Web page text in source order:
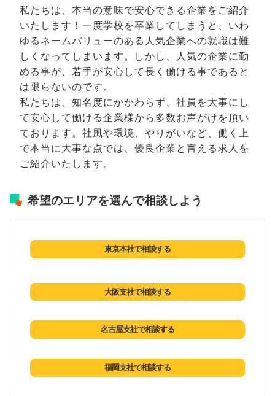
私たちは、本当の意味で安心できる企業をご紹介
いたします！一度学校を卒業してしまうと、いわ
ゆるネームバリューのある人気企業への就職は難
しくなってしまいます。しかし、人気の企業に勤
める事が、若手が安心して長く働ける事であると
は限らないのです。
私たちは、知名度にかかわらず、社員を大事にし
て安心して働ける企業様から多数お声がけを頂い
ております。社風や環境、やりがいなど、働く上
で本当に大事な点では、優良企業と言える求人を
ご紹介いたします。
希望のエリアを選んで相談しよう
東京本社で相談する
大阪支社で相談する
名古屋支社で相談する
福岡支社で相談する